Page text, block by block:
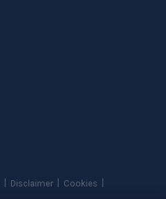
Disclaimer Cookies